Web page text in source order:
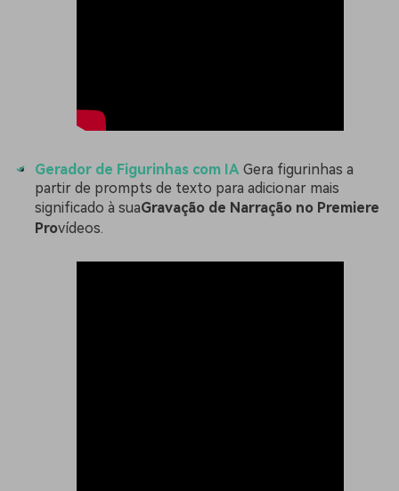
Gerador de Figurinhas com IA Gera figurinhas a
partir de prompts de texto para adicionar mais
significado à suaGravação de Narração no Premiere
Provídeos.